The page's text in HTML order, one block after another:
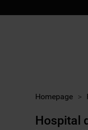
Homepage >
Hospital